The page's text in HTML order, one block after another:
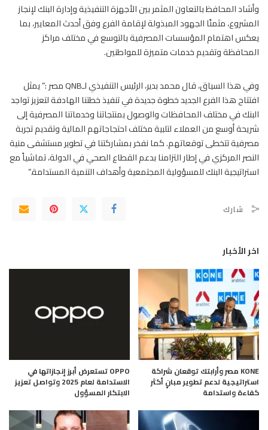
وأشاد المحافظ بالتعاون المثمر بين الأجهزة التنفيذية وإدارة البنك لإنجاز
المشروع، مثمنًا الجهود المبذولة لإقامة الفرع وفق أحدث المعايير، بما
يعكس اهتمام المؤسسات المصرفية بالتوسع في مختلف مراكز
المحافظة وتقديم خدمات متميزة للمواطنين.
وفي هذا السياق، قال محمد بدير، الرئيس التنفيذي لـQNB مصر :” يمثل
افتتاح هذا الفرع الجديد خطوة جديدة في تنفيذ خطتنا الهادفة لتعزيز تواجد
البنك في مختلف المحافظات والوصول بمنتجاتنا وخدماتنا المصرفية إلى
شريحة أوسع من العملاء لتلبية مختلف احتجاجاتهم المالية وتقديم تجربة
مصرفية تتخطى توقعاتهم. كما نفخر بمشاركتنا في تطوير مستشفى منية
النصر المركزي في إطار التزامنا بدعم القطاع الصحي في الدولة، تماشياً مع
استراتيجية البنك للمسؤولية المجتمعية وأهداف التنمية المستدامة.”
شارك
اخر الأخبار
KONE مصر وأرابتك توقعان شراكة
استراتيجية لدعم تطوير مبانٍ أكثر
كفاءة واستدامة
OPPO تستعرض أبرز إنجازاتها في
الاستدامة لعام 2025 وتواصل تعزيز
الابتكار المسؤول